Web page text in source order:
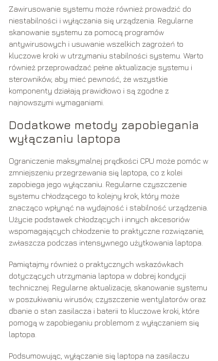
Zawirusowanie systemu może również prowadzić do
niestabilności i wyłączania się urządzenia. Regularne
skanowanie systemu za pomocą programów
antywirusowych i usuwanie wszelkich zagrożeń to
kluczowe kroki w utrzymaniu stabilności systemu. Warto
również przeprowadzać pełne aktualizacje systemu i
sterowników, aby mieć pewność, że wszystkie
komponenty działają prawidłowo i są zgodne z
najnowszymi wymaganiami.
Dodatkowe metody zapobiegania
wyłączaniu laptopa
Ograniczenie maksymalnej prędkości CPU może pomóc w
zmniejszeniu przegrzewania się laptopa, co z kolei
zapobiega jego wyłączaniu. Regularne czyszczenie
systemu chłodzącego to kolejny krok, który może
znacząco wpłynąć na wydajność i stabilność urządzenia.
Użycie podstawek chłodzących i innych akcesoriów
wspomagających chłodzenie to praktyczne rozwiązanie,
zwłaszcza podczas intensywnego użytkowania laptopa.
Pamiętajmy również o praktycznych wskazówkach
dotyczących utrzymania laptopa w dobrej kondycji
technicznej. Regularne aktualizacje, skanowanie systemu
w poszukiwaniu wirusów, czyszczenie wentylatorów oraz
dbanie o stan zasilacza i baterii to kluczowe kroki, które
pomogą w zapobieganiu problemom z wyłączaniem się
laptopa.
Podsumowując, wyłączanie się laptopa na zasilaczu